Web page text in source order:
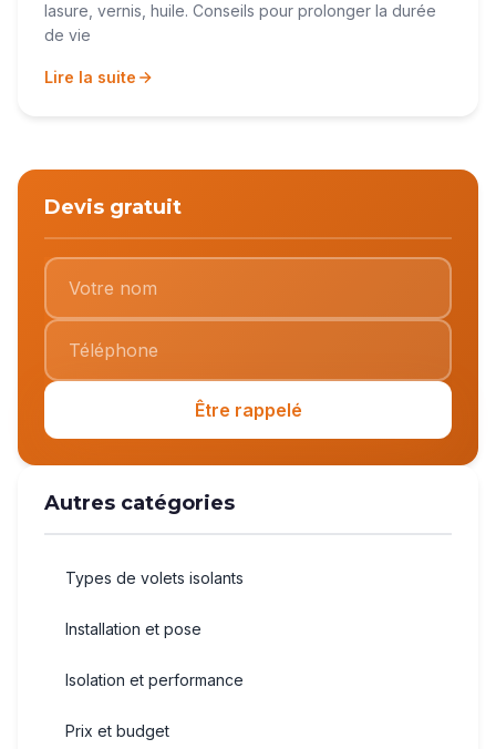
lasure, vernis, huile. Conseils pour prolonger la durée
de vie
Lire la suite
Devis gratuit
Être rappelé
Autres catégories
Types de volets isolants
Installation et pose
Isolation et performance
Prix et budget